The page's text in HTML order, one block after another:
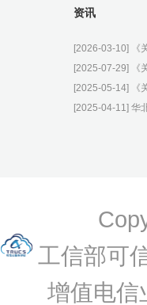
资讯
[2026-03-10] 《
[2025-07-29] 《
[2025-05-14] 《
[2025-04-11] 华
工信部可
增值电